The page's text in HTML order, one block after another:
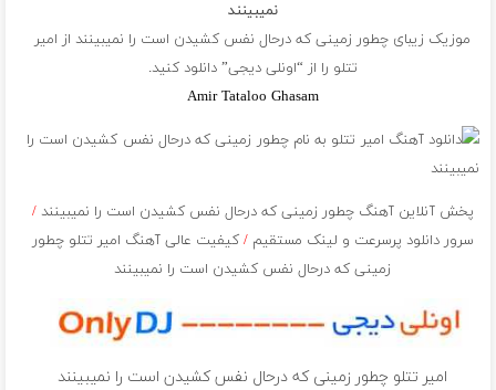
نمیبینند
موزیک زیبای چطور زمینی که درحال نفس کشیدن است را نمیبینند از امیر
تتلو را از “اونلی دیجی” دانلود کنید.
Amir Tataloo Ghasam
پخش آنلاین آهنگ چطور زمینی که درحال نفس کشیدن است را نمیبینند/
سرور دانلود پرسرعت و لینک مستقیم/ کیفیت عالی آهنگ امیر تتلو چطور
زمینی که درحال نفس کشیدن است را نمیبینند
امیر تتلو چطور زمینی که درحال نفس کشیدن است را نمیبینند